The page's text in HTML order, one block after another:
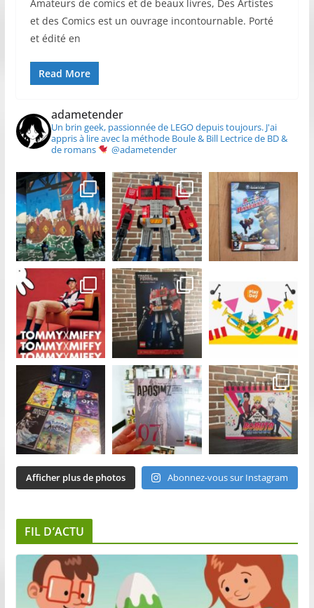
Amateurs de comics et de beaux livres, Des Artistes
et des Comics est un ouvrage incontournable. Porté
et édité en
Read More
adametender
Un brin geek, passionnée de LEGO depuis toujours.J'ai
appris à lire avec la méthode Boule & Bill Lectrice de BD &
de romans
@adametender
Afficher plus de photos Abonnez-vous sur Instagram
FIL D’ACTU